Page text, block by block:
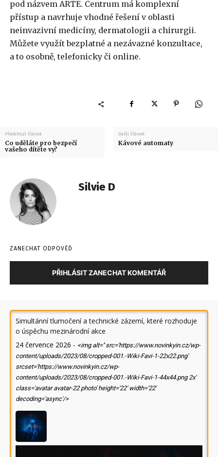
pod názvem ARTE. Centrum má komplexní
přístup a navrhuje vhodné řešení v oblasti
neinvazivní medicíny, dermatologii a chirurgii.
Můžete využít bezplatné a nezávazné konzultace,
a to osobně, telefonicky či online.
Předchozí článek
Co uděláte pro bezpečí
vašeho dítěte vy?
Další článek
Kávové automaty
Silvie D
ZANECHAT ODPOVĚĎ
PŘIHLÁSIT ZANECHAT KOMENTÁŘ
Simultánní tlumočení a technické zázemí, které rozhoduje
o úspěchu mezinárodní akce
24 července 2026 - <img alt='' src='https://www.novinkyin.cz/wp-
content/uploads/2023/08/cropped-001.-Wiki-Favi-1-22x22.png'
srcset='https://www.novinkyin.cz/wp-
content/uploads/2023/08/cropped-001.-Wiki-Favi-1-44x44.png 2x'
class='avatar avatar-22 photo' height='22' width='22'
decoding='async'/>